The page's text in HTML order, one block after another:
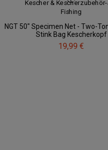
NGT 50" Specimen Net - Two-
Stink Bag Kescherkopf
19,99 €